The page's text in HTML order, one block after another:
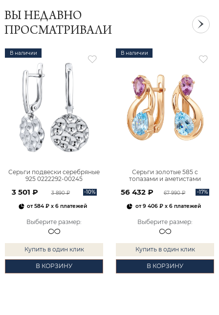
ВЫ НЕДАВНО
ПРОСМАТРИВАЛИ
В наличии
Серьги подвески серебряные
925 0222292-00245
3 501 ₽ 3 890 ₽ -10%
от584 ₽ x 6 платежей
Выберите размер:
Купить в один клик
В КОРЗИНУ
В наличии
Серьги золотые 585 с
топазами и аметистами
56 432 ₽ 67 990 ₽ -17%
от9 406 ₽x 6 платежей
Выберите размер:
Купить в один клик
В КОРЗИНУ